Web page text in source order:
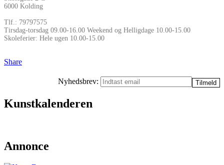
6000 Kolding
Tlf.: 79797575
Tirsdag-torsdag 09.00-16.00 Weekend og Helligdage 10.00-15.00
Skoleferier: Hele ugen 10.00-15.00
Share
Nyhedsbrev:
Kunstkalenderen
Annonce